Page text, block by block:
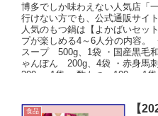
博多でしか味わえない人気店「
行けない方でも、公式通販サイ
人気のもつ鍋は【よかばいセッ
プが楽しめる4～6人分の内容
スープ 500g、1袋 ・国産黒毛
ゃんぽん 200g、4袋 ・赤身馬
300g、1袋 ・酢もつ 100g、1
食品
【